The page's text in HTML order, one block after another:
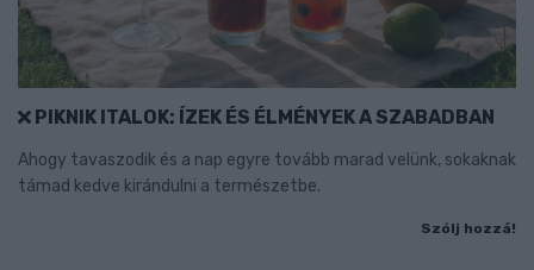
PIKNIK ITALOK: ÍZEK ÉS ÉLMÉNYEK A SZABADBAN
Ahogy tavaszodik és a nap egyre tovább marad velünk, sokaknak
támad kedve kirándulni a természetbe.
Szólj hozzá!